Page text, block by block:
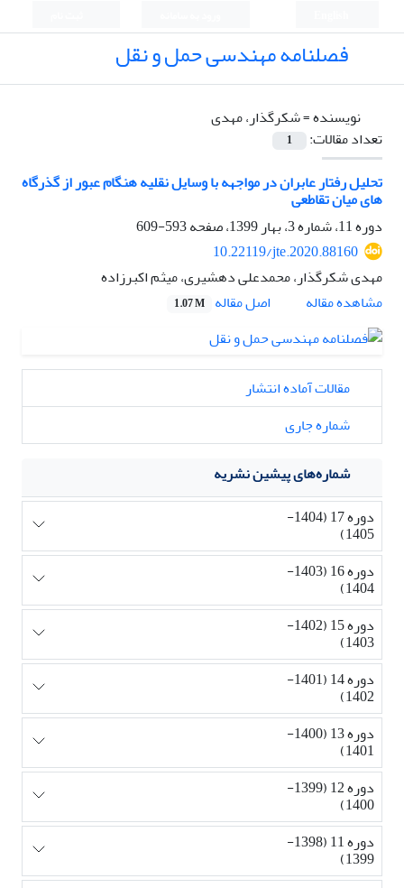
فصلنامه مهندسی حمل و نقل
نویسنده =شکرگذار، مهدی
تعداد مقالات:
1
تحلیل رفتار عابران در مواجهه با وسایل نقلیه هنگام عبور از گذرگاه
های میان تقاطعی
دوره 11، شماره 3، بهار 1399، صفحه
593-609
10.22119/jte.2020.88160
مهدی شکرگذار، محمدعلی دهشیری، میثم اکبرزاده
مشاهده مقاله
اصل مقاله 1.07 M
مقالات آماده انتشار
شماره جاری
شماره‌های پیشین نشریه
دوره 17 (1404-
1405)
دوره 16 (1403-
1404)
دوره 15 (1402-
1403)
دوره 14 (1401-
1402)
دوره 13 (1400-
1401)
دوره 12 (1399-
1400)
دوره 11 (1398-
1399)